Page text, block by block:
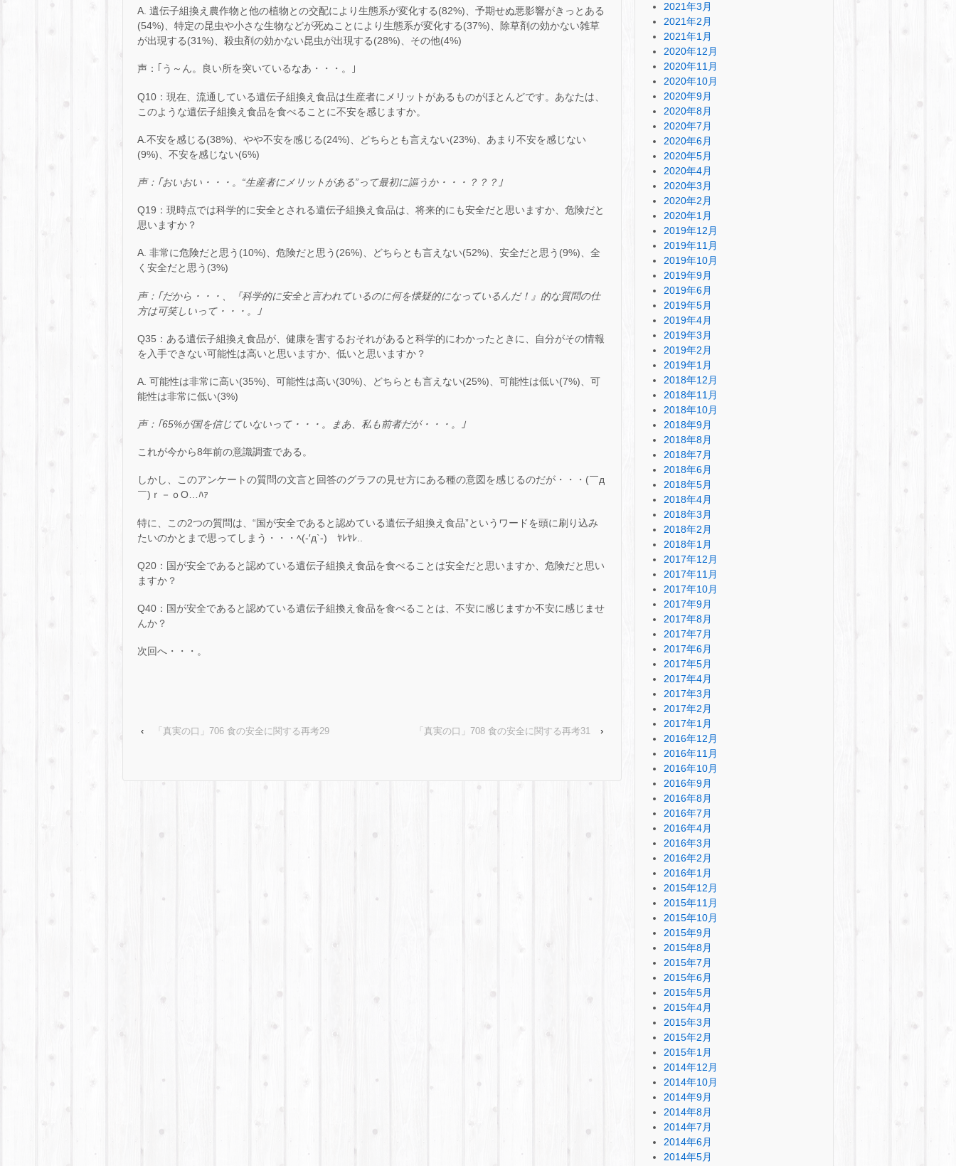
A. 遺伝子組換え農作物と他の植物との交配により生態系が変化する(82%)、予期せぬ悪影響がきっとある
(54%)、特定の昆虫や小さな生物などが死ぬことにより生態系が変化する(37%)、除草剤の効かない雑草
が出現する(31%)、殺虫剤の効かない昆虫が出現する(28%)、その他(4%)
声：｢う～ん。良い所を突いているなあ・・・。｣
Q10：現在、流通している遺伝子組換え食品は生産者にメリットがあるものがほとんどです。あなたは、
このような遺伝子組換え食品を食べることに不安を感じますか。
A.不安を感じる(38%)、やや不安を感じる(24%)、どちらとも言えない(23%)、あまり不安を感じない
(9%)、不安を感じない(6%)
声：｢おいおい・・・。“生産者にメリットがある”って最初に謳うか・・・？？？｣
Q19：現時点では科学的に安全とされる遺伝子組換え食品は、将来的にも安全だと思いますか、危険だと
思いますか？
A. 非常に危険だと思う(10%)、危険だと思う(26%)、どちらとも言えない(52%)、安全だと思う(9%)、全
く安全だと思う(3%)
声：｢だから・・・、『科学的に安全と言われているのに何を懐疑的になっているんだ！』的な質問の仕
方は可笑しいって・・・。｣
Q35：ある遺伝子組換え食品が、健康を害するおそれがあると科学的にわかったときに、自分がその情報
を入手できない可能性は高いと思いますか、低いと思いますか？
A. 可能性は非常に高い(35%)、可能性は高い(30%)、どちらとも言えない(25%)、可能性は低い(7%)、可
能性は非常に低い(3%)
声：｢65%が国を信じていないって・・・。まあ、私も前者だが・・・。｣
これが今から8年前の意識調査である。
しかし、このアンケートの質問の文言と回答のグラフの見せ方にある種の意図を感じるのだが・・・(￣д
￣)ｒ－ｏO…ﾊｧ
特に、この2つの質問は、“国が安全であると認めている遺伝子組換え食品”というワードを頭に刷り込み
たいのかとまで思ってしまう・・・ﾍ(-′д`-)ゝﾔﾚﾔﾚ..
Q20：国が安全であると認めている遺伝子組換え食品を食べることは安全だと思いますか、危険だと思い
ますか？
Q40：国が安全であると認めている遺伝子組換え食品を食べることは、不安に感じますか不安に感じませ
んか？
次回へ・・・。
‹ 「真実の口」706 食の安全に関する再考29 「真実の口」708 食の安全に関する再考31 ›
2021年3月
2021年2月
2021年1月
2020年12月
2020年11月
2020年10月
2020年9月
2020年8月
2020年7月
2020年6月
2020年5月
2020年4月
2020年3月
2020年2月
2020年1月
2019年12月
2019年11月
2019年10月
2019年9月
2019年6月
2019年5月
2019年4月
2019年3月
2019年2月
2019年1月
2018年12月
2018年11月
2018年10月
2018年9月
2018年8月
2018年7月
2018年6月
2018年5月
2018年4月
2018年3月
2018年2月
2018年1月
2017年12月
2017年11月
2017年10月
2017年9月
2017年8月
2017年7月
2017年6月
2017年5月
2017年4月
2017年3月
2017年2月
2017年1月
2016年12月
2016年11月
2016年10月
2016年9月
2016年8月
2016年7月
2016年4月
2016年3月
2016年2月
2016年1月
2015年12月
2015年11月
2015年10月
2015年9月
2015年8月
2015年7月
2015年6月
2015年5月
2015年4月
2015年3月
2015年2月
2015年1月
2014年12月
2014年10月
2014年9月
2014年8月
2014年7月
2014年6月
2014年5月